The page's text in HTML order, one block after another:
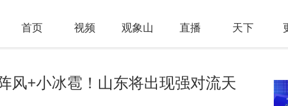
首页 视频 观象山 直播 天下
风+小冰雹！山东将出现强对流天